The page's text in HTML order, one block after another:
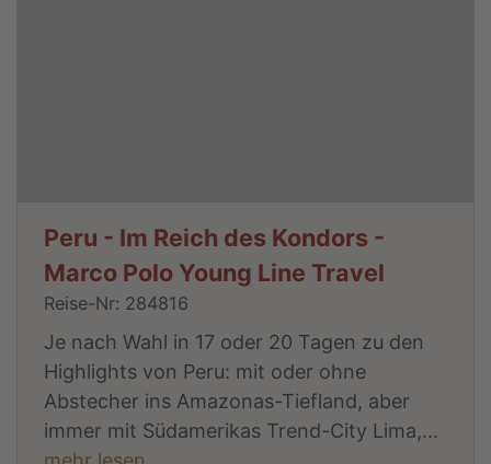
Peru - Im Reich des Kondors -
Marco Polo Young Line Travel
Reise-Nr: 284816
Je nach Wahl in 17 oder 20 Tagen zu den
Highlights von Peru: mit oder ohne
Abstecher ins Amazonas-Tiefland, aber
immer mit Südamerikas Trend-City Lima,...